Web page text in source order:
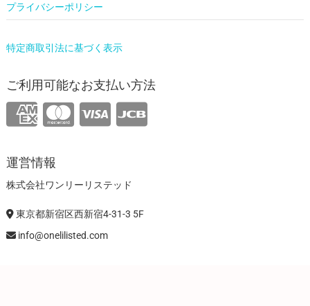
プライバシーポリシー
特定商取引法に基づく表示
ご利用可能なお支払い方法
運営情報
株式会社ワンリーリステッド
東京都新宿区西新宿4-31-3 5F
info@onelilisted.com